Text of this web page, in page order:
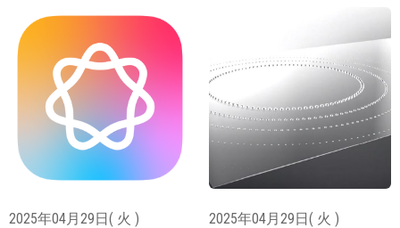
2025年04月29日( 火 ) 2025年04月29日( 火 )